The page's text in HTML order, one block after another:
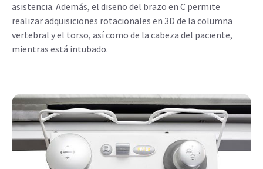
asistencia. Además, el diseño del brazo en C permite
realizar adquisiciones rotacionales en 3D de la columna
vertebral y el torso, así como de la cabeza del paciente,
mientras está intubado.